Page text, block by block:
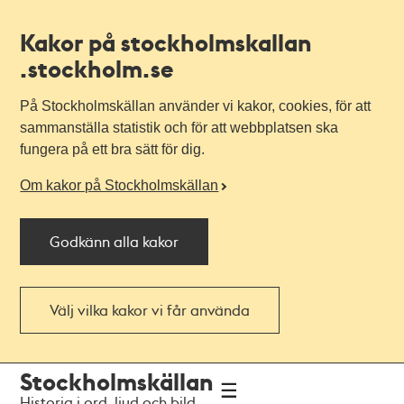
Kakor på stockholmskallan
.stockholm.se
På Stockholmskällan använder vi kakor, cookies, för att
sammanställa statistik och för att webbplatsen ska
fungera på ett bra sätt för dig.
Om kakor på Stockholmskällan
Godkänn alla kakor
Välj vilka kakor vi får använda
navigationen
huvudinnehållet
Stockholmskällan